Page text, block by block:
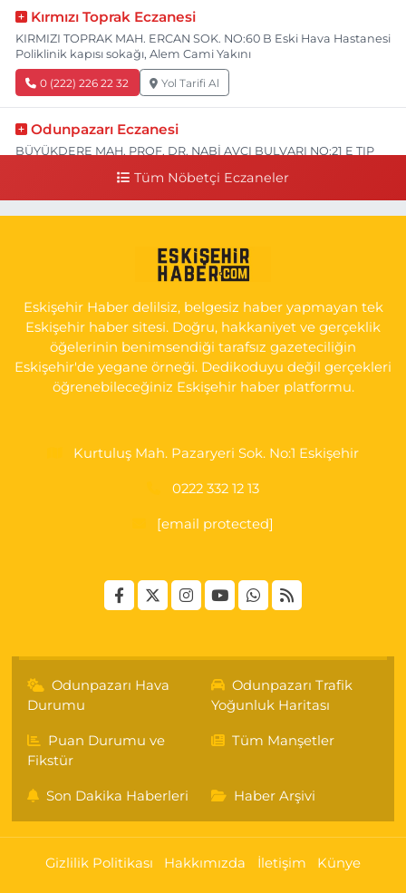
Kırmızı Toprak Eczanesi
KIRMIZI TOPRAK MAH. ERCAN SOK. NO:60 B Eski Hava Hastanesi
Poliklinik kapısı sokağı, Alem Cami Yakını
0 (222) 226 22 32 Yol Tarifi Al
Odunpazarı Eczanesi
BÜYÜKDERE MAH. PROF. DR. NABİ AVCI BULVARI NO:21 E TIP
YENİDOĞAN MH.ŞEHİT SERKAN ÖZAYDIN CD.8 B ESKİ DEVLET
0 (222) 237 75 17 Yol Tarifi Al
Tüm Nöbetçi Eczaneler
Eskişehir Haber delilsiz, belgesiz haber yapmayan tek
Eskişehir haber sitesi. Doğru, hakkaniyet ve gerçeklik
öğelerinin benimsendiği tarafsız gazeteciliğin
Eskişehir'de yegane örneği. Dedikoduyu değil gerçekleri
öğrenebileceğiniz Eskişehir haber platformu.
Kurtuluş Mah. Pazaryeri Sok. No:1 Eskişehir
0222 332 12 13
[email protected]
Odunpazarı Hava
Durumu
Odunpazarı Trafik
Yoğunluk Haritası
Puan Durumu ve
Fikstür
Tüm Manşetler
Son Dakika Haberleri Haber Arşivi
Gizlilik Politikası Hakkımızda İletişim Künye